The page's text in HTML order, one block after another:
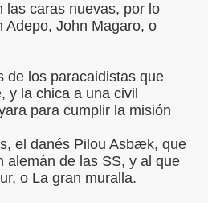
las caras nuevas, por lo
Adepo, John Magaro, o
de los paracaidistas que
y la chica a una civil
para cumplir la misión
el danés Pilou Asbæk, que
alemán de las SS, y al que
o La gran muralla.